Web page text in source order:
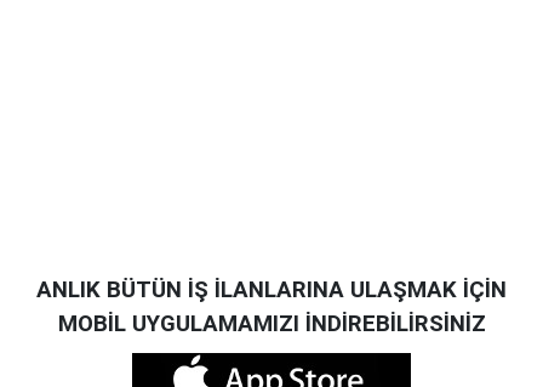
ANLIK BÜTÜN İŞ İLANLARINA ULAŞMAK İÇİN
MOBİL UYGULAMAMIZI İNDİREBİLİRSİNİZ